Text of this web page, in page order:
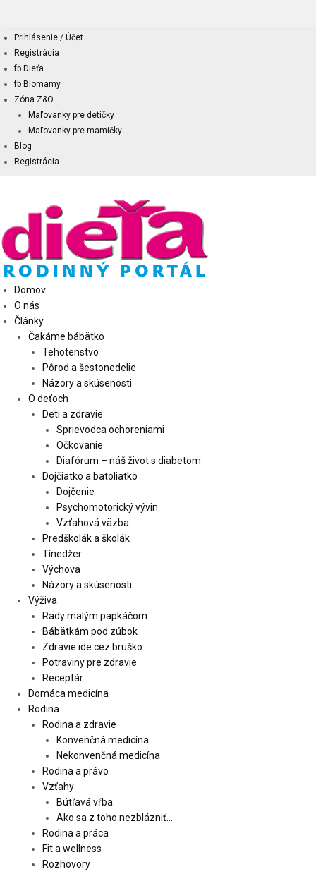
Prihlásenie / Účet
Registrácia
fb Dieťa
fb Biomamy
Zóna Z&O
Maľovanky pre detičky
Maľovanky pre mamičky
Blog
Registrácia
Domov
O nás
Články
Čakáme bábätko
Tehotenstvo
Pôrod a šestonedelie
Názory a skúsenosti
O deťoch
Deti a zdravie
Sprievodca ochoreniami
Očkovanie
Diafórum – náš život s diabetom
Dojčiatko a batoliatko
Dojčenie
Psychomotorický vývin
Vzťahová väzba
Predškolák a školák
Tínedžer
Výchova
Názory a skúsenosti
Výživa
Rady malým papkáčom
Bábätkám pod zúbok
Zdravie ide cez bruško
Potraviny pre zdravie
Receptár
Domáca medicína
Rodina
Rodina a zdravie
Konvenčná medicína
Nekonvenčná medicína
Rodina a právo
Vzťahy
Bútľavá vŕba
Ako sa z toho nezblázniť…
Rodina a práca
Fit a wellness
Rozhovory